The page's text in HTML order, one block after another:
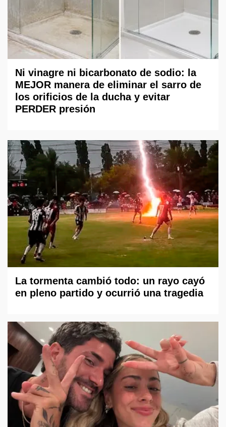
Ni vinagre ni bicarbonato de sodio: la
MEJOR manera de eliminar el sarro de
los orificios de la ducha y evitar
PERDER presión
La tormenta cambió todo: un rayo cayó
en pleno partido y ocurrió una tragedia